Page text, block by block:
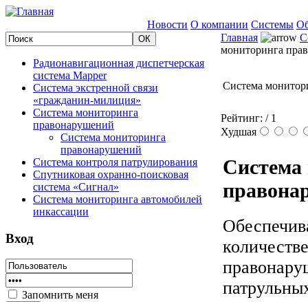
Новости О компании Системы
Радионавигационная диспетчерская
система Mapper
Система экстренной связи
«гражданин-милиция»
Система мониторинга
правонарушений
Система мониторинга
правонарушений
Система контроля патрулирования
Спутниковая охранно-поисковая
система «Сигнал»
Система мониторинга автомобилей
инкассации
Вход
Запомнить меня
Главная
мониторинга
Система
Рейтинг: / 1
Худшая
Система